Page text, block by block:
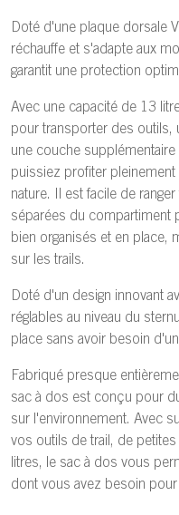
Doté d'une plaque dorsale
réchauffe et s'adapte aux
garantit une protection
Avec une capacité de 13
pour transporter des outils,
une couche
puissiez profiter
nature. Il est facile de
séparées du compartiment
bien organisés et en place,
sur les trails.
Doté d'un design innovant
réglables au niveau du
place sans avoir besoin
Fabriqué presque
sac à dos est conçu pour
sur l'environnement. Avec
vos outils de trail, de
litres, le sac à dos vous
dont vous avez besoin